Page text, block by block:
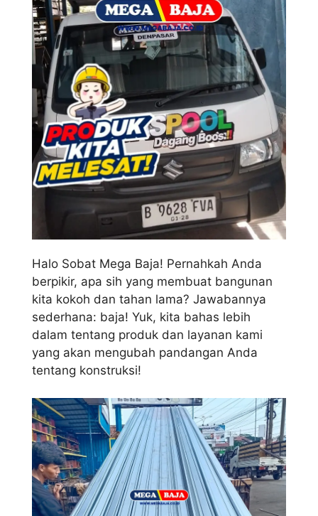
Halo Sobat Mega Baja! Pernahkah Anda
berpikir, apa sih yang membuat bangunan
kita kokoh dan tahan lama? Jawabannya
sederhana: baja! Yuk, kita bahas lebih
dalam tentang produk dan layanan kami
yang akan mengubah pandangan Anda
tentang konstruksi!